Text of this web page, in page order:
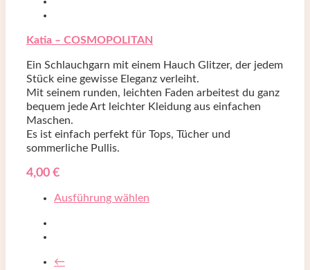
Katia – COSMOPOLITAN
Ein Schlauchgarn mit einem Hauch Glitzer, der jedem
Stück eine gewisse Eleganz verleiht.
Mit seinem runden, leichten Faden arbeitest du ganz
bequem jede Art leichter Kleidung aus einfachen
Maschen.
Es ist einfach perfekt für Tops, Tücher und
sommerliche Pullis.
4,00 €
Ausführung wählen
←